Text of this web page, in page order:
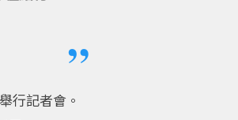
行記者會。